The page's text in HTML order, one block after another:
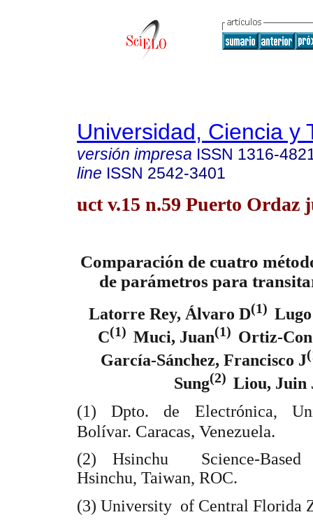
Universidad, Ciencia y
versión impresa ISSN 1316-
line ISSN 2542-3401
uct v.15 n.59 Puerto Ordaz
Comparación de cuatro
de parámetros para
Latorre Rey, Álvaro D(1)
C(1) Muci, Juan(1) Ortiz-
García-Sánchez, Francisco J
Sung(2) Liou, Juin
(1) Dpto. de Electrónica,
Bolívar. Caracas, Venezuela.
(2) Hsinchu Science-Based
Hsinchu, Taiwan, ROC.
(3) University of Central Florida